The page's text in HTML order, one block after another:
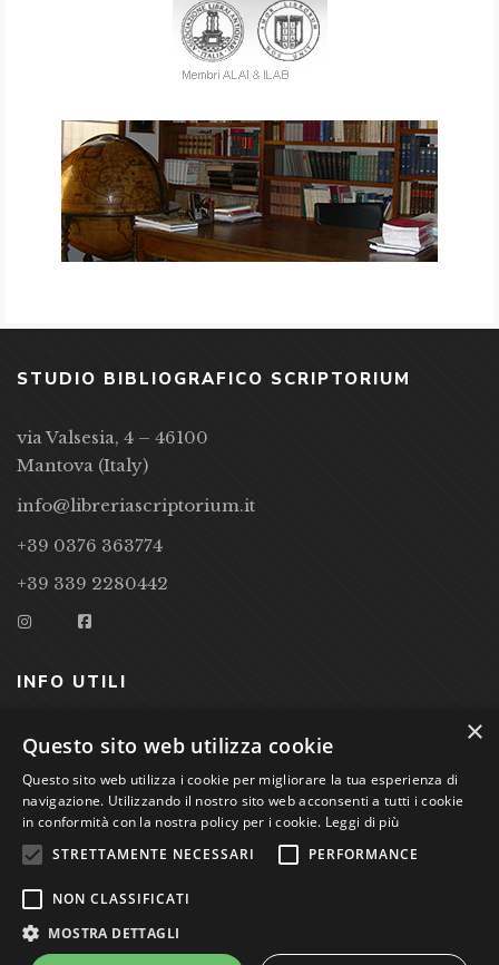
STUDIO BIBLIOGRAFICO SCRIPTORIUM
via Valsesia, 4 – 46100
Mantova (Italy)
info@libreriascriptorium.it
+39 0376 363774
+39 339 2280442
INFO UTILI
CONDIZIONI DI VENDITA
PRIVACY POLICY
COOKIE POLICY
Studio Bibliografico Scriptorium Dott.ssa Sara Bassi VAT
nr. 01744000207
×
Questo sito web utilizza cookie
Questo sito web utilizza i cookie per migliorare la tua esperienza di
navigazione. Utilizzando il nostro sito web acconsenti a tutti i cookie
in conformità con la nostra policy per i cookie. Leggi di più
STRETTAMENTE NECESSARI
PERFORMANCE
NON CLASSIFICATI
MOSTRA DETTAGLI